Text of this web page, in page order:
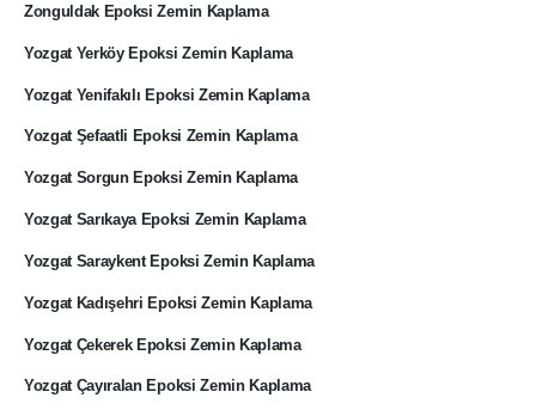
Zonguldak Epoksi Zemin Kaplama
Yozgat Yerköy Epoksi Zemin Kaplama
Yozgat Yenifakılı Epoksi Zemin Kaplama
Yozgat Şefaatli Epoksi Zemin Kaplama
Yozgat Sorgun Epoksi Zemin Kaplama
Yozgat Sarıkaya Epoksi Zemin Kaplama
Yozgat Saraykent Epoksi Zemin Kaplama
Yozgat Kadışehri Epoksi Zemin Kaplama
Yozgat Çekerek Epoksi Zemin Kaplama
Yozgat Çayıralan Epoksi Zemin Kaplama